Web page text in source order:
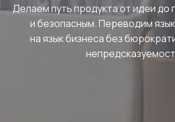
Делаем путь продукта от идеи до
и безопасным. Переводим
на язык бизнеса без